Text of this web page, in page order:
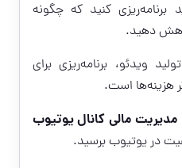
کنید که چگونه
دهید.
ویدئو، برنامه‌ریزی برای
هزینه‌ها است.
مدیریت مالی کانال یوتیوب
در یوتیوب برسید.